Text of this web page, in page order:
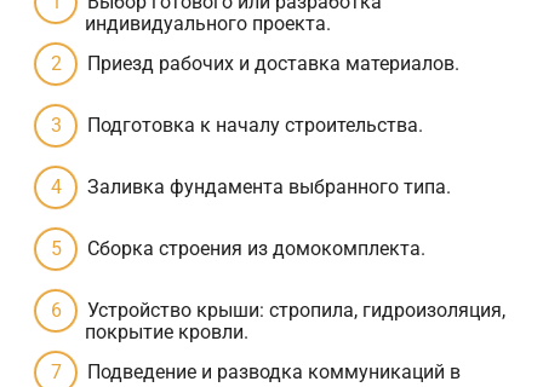
индивидуального проекта.
Приезд рабочих и доставка материалов.
Подготовка к началу строительства.
Заливка фундамента выбранного типа.
Сборка строения из домокомплекта.
Устройство крыши: стропила, гидроизоляция,
покрытие кровли.
Подведение и разводка коммуникаций в